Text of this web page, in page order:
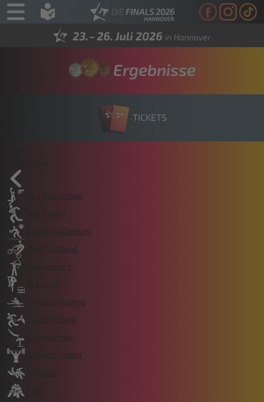
Ergebnisse
TICKETS
3x3 Basketball
7er-Rugby
Beach-Volleyball
BMX Flatland
Bogensport
Breaking
Coastal Rowing
Flag Football
Gerätturnen
Gewichtheben
Ju-Jutsu